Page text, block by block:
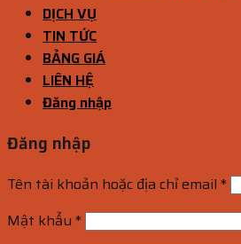
DỊCH VỤ
TIN TỨC
BẢNG GIÁ
LIÊN HỆ
Đăng nhập
Đăng nhập
Tên tài khoản hoặc địa chỉ email *
Mật khẩu *